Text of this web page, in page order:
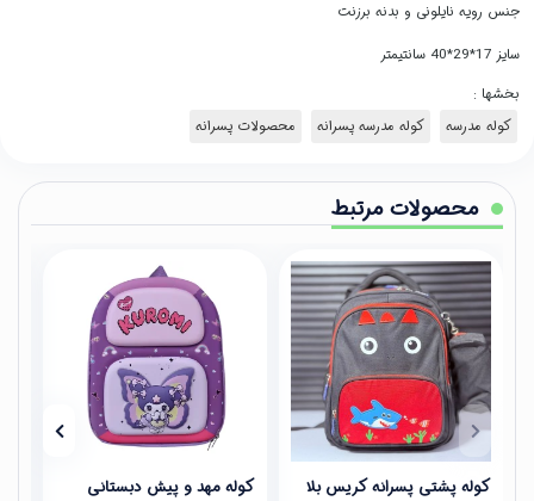
جنس رویه نایلونی و بدنه برزنت
سایز 17*29*40 سانتیمتر
بخشها :
کوله مدرسه
کوله مدرسه پسرانه محصولات پسرانه
محصولات مرتبط
کوله پشتی پسرانه کریس بلا
کوله مهد و پیش دبستانی